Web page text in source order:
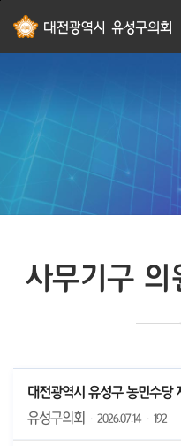
바로가기
바로가기
사무기구 의
대전광역시 유성구 농민수당
유성구의회
· 2026.07.14 · 192